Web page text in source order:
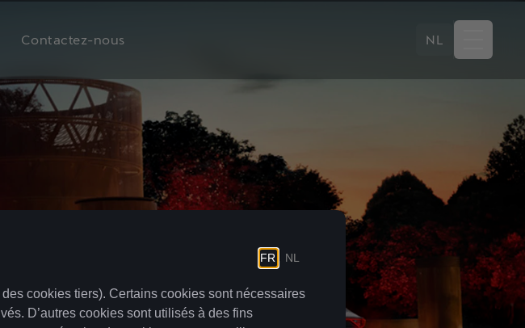
Contactez-nous NL
RENTING FINANCIER